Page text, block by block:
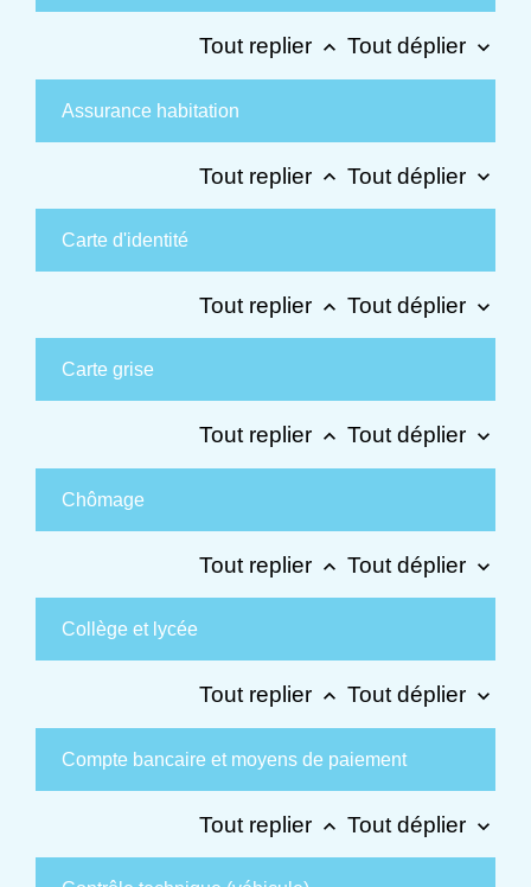
Tout replier keyboard_arrow_up Tout déplier keyboard_arrow_down
Assurance habitation
Tout replier keyboard_arrow_up Tout déplier keyboard_arrow_down
Carte d'identité
Tout replier keyboard_arrow_up Tout déplier keyboard_arrow_down
Carte grise
Tout replier keyboard_arrow_up Tout déplier keyboard_arrow_down
Chômage
Tout replier keyboard_arrow_up Tout déplier keyboard_arrow_down
Collège et lycée
Tout replier keyboard_arrow_up Tout déplier keyboard_arrow_down
Compte bancaire et moyens de paiement
Tout replier keyboard_arrow_up Tout déplier keyboard_arrow_down